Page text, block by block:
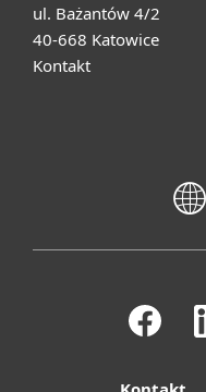
ul. Bażantów 4/2
40-668 Katowice
Kontakt